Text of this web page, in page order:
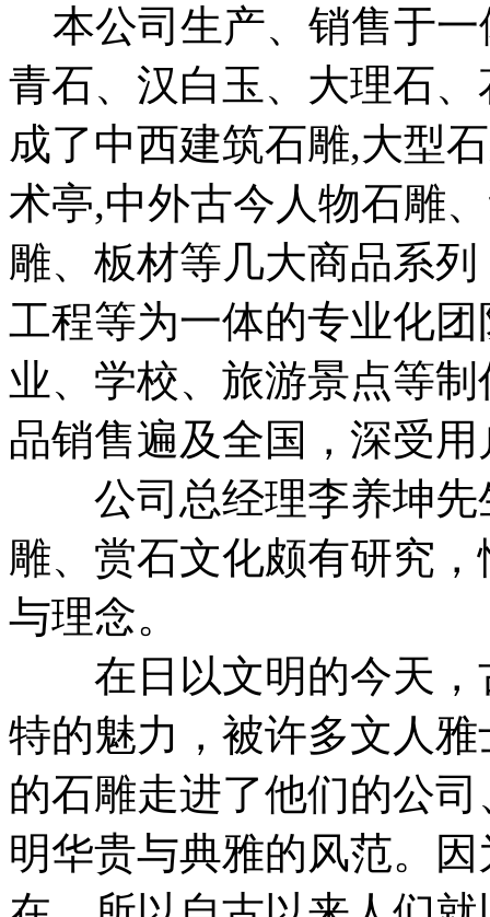
本公司生产、销售于一
青石、汉白玉、大理石
成了中西建筑石雕,大型
术亭,中外古今人物石雕
雕、板材等几大商品系
工程等为一体的专业化
业、学校、旅游景点等
品销售遍及全国，深受
公司总经理李养坤先
雕、赏石文化颇有研究
与理念。
在日以文明的今天，
特的魅力，被许多文人
的石雕走进了他们的公
明华贵与典雅的风范。